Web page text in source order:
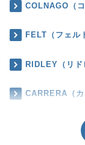
COLNAGO（コ
FELT（フェル
RIDLEY（リド
CARRERA（カ